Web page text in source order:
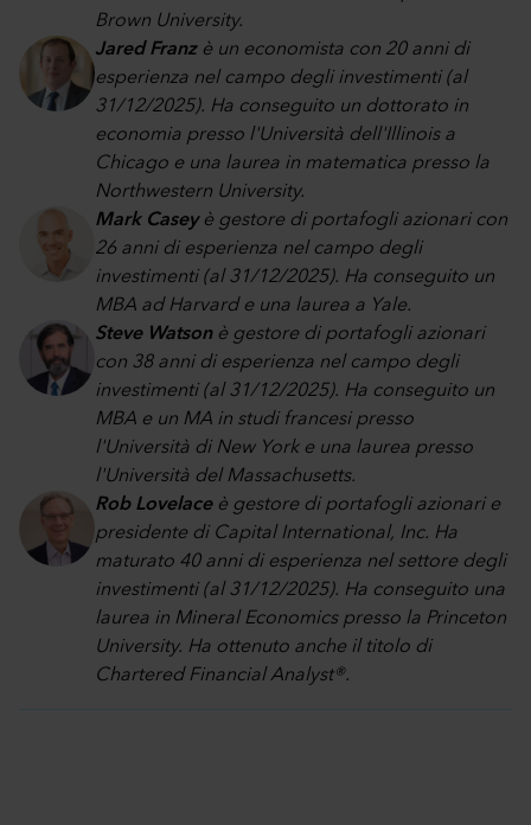
Brown University.
Jared Franzè un economista con 20 anni di
esperienza nel campo degli investimenti (al
31/12/2025). Ha conseguito un dottorato in
economia presso l'Università dell'Illinois a
Chicago e una laurea in matematica presso la
Northwestern University.
Mark Caseyè gestore di portafogli azionari con
26 anni di esperienza nel campo degli
investimenti (al 31/12/2025). Ha conseguito un
MBA ad Harvard e una laurea a Yale.
Steve Watsonè gestore di portafogli azionari
con 38 anni di esperienza nel campo degli
investimenti (al 31/12/2025). Ha conseguito un
MBA e un MA in studi francesi presso
l'Università di New York e una laurea presso
l'Università del Massachusetts.
Rob Lovelaceè gestore di portafogli azionari e
presidente di Capital International, Inc. Ha
maturato 40 anni di esperienza nel settore degli
investimenti (al 31/12/2025). Ha conseguito una
laurea in Mineral Economics presso la Princeton
University. Ha ottenuto anche il titolo di
Chartered Financial Analyst®.